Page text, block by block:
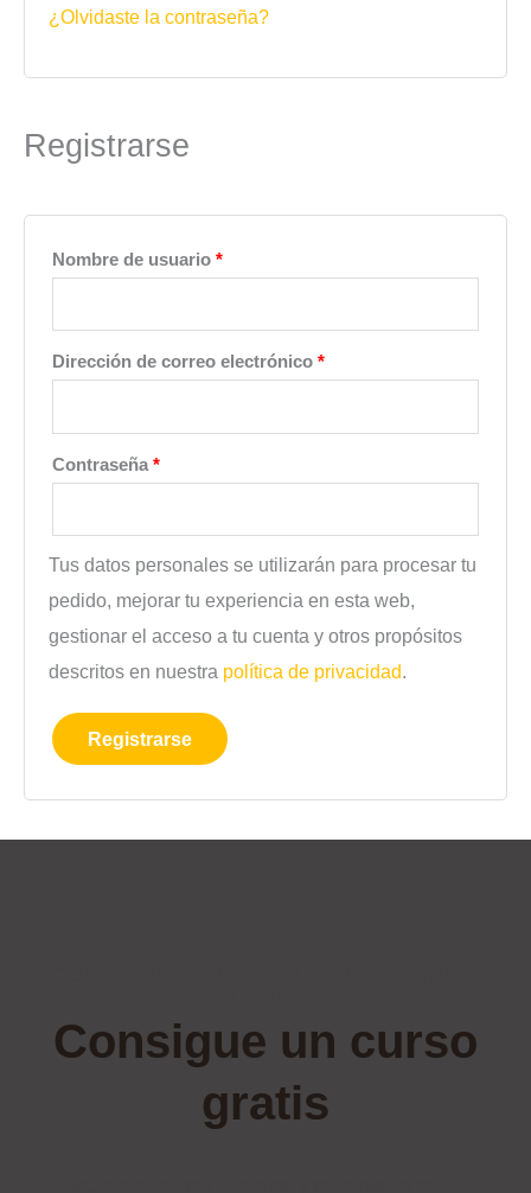
¿Olvidaste la contraseña?
Registrarse
Nombre de usuario *
Dirección de correo electrónico *
Contraseña *
Tus datos personales se utilizarán para procesar tu
pedido, mejorar tu experiencia en esta web,
gestionar el acceso a tu cuenta y otros propósitos
descritos en nuestra política de privacidad.
Registrarse
Consigue un curso
gratis